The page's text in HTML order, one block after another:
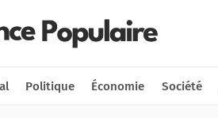
Politique Économie Société
soutenir